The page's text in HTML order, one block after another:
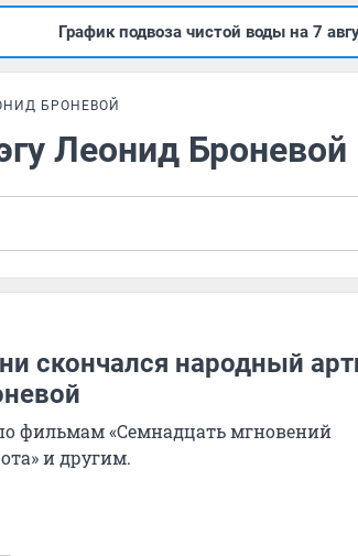
График подвоза чистой воды на 7
БРОНЕВОЙ
Леонид Броневой
скончался народный
фильмам «Семнадцать мгновений
и другим.